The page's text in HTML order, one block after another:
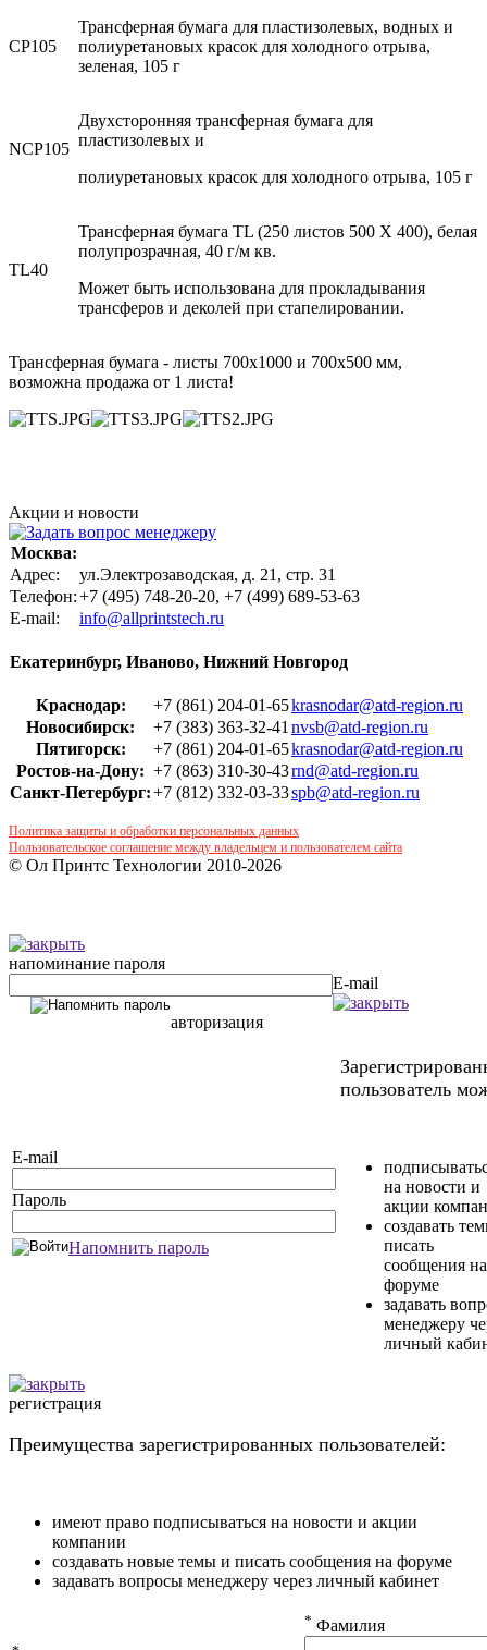
CP105
Трансферная бумага для пластизолевых, водных и
полиуретановых красок для холодного отрыва,
зеленая, 105 г
NCP105
Двухсторонняя трансферная бумага для
пластизолевых и
полиуретановых красок для холодного отрыва, 105 г
TL40
Трансферная бумага TL (250 листов 500 X 400), белая
полупрозрачная, 40 г/м кв.
Может быть использована для прокладывания
трансферов и деколей при стапелировании.
Трансферная бумага - листы 700х1000 и 700х500 мм,
возможна продажа от 1 листа!
Акции и новости
Москва:
Адрес:
ул.Электрозаводская, д. 21, стр. 31
Телефон:+7 (495) 748-20-20, +7 (499) 689-53-63
Е-mail:
info@allprintstech.ru
Екатеринбург, Иваново, Нижний Новгород
Краснодар: +7 (861) 204-01-65krasnodar@atd-region.ru
Новосибирск:
+7 (383) 363-32-41 nvsb@atd-region.ru
Пятигорск:
+7 (861) 204-01-65krasnodar@atd-region.ru
Ростов-на-Дону: +7 (863) 310-30-43rnd@atd-region.ru
Санкт-Петербург:+7 (812) 332-03-33spb@atd-region.ru
Политика защиты и обработки персональных данных
Пользовательское соглашение между владельцем и пользователем сайта
© Ол Принтс Технологии 2010-2026
напоминание пароля
E-mail
авторизация
E-mail
Пароль
Напомнить пароль
пользователь
на новости и
акции
создавать
писать
сообщения на
форуме
задавать
менеджеру
личный
регистрация
Преимущества зарегистрированных пользователей:
имеют право подписываться на новости и акции
компании
создавать новые темы и писать сообщения на форуме
задавать вопросы менеджеру через личный кабинет
* Фамилия